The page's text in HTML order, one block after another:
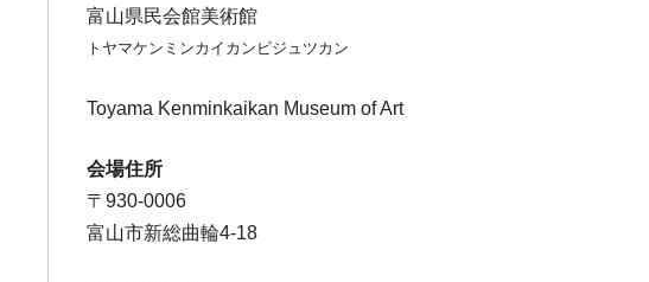
富山県民会館美術館
トヤマケンミンカイカンビジュツカン
Toyama Kenminkaikan Museum of Art
会場住所
〒930-0006
富山市新総曲輪4-18